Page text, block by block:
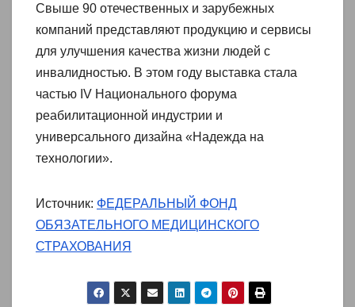
Свыше 90 отечественных и зарубежных
компаний представляют продукцию и сервисы
для улучшения качества жизни людей с
инвалидностью. В этом году выставка стала
частью IV Национального форума
реабилитационной индустрии и
универсального дизайна «Надежда на
технологии».
Источник: ФЕДЕРАЛЬНЫЙ ФОНД
ОБЯЗАТЕЛЬНОГО МЕДИЦИНСКОГО
СТРАХОВАНИЯ